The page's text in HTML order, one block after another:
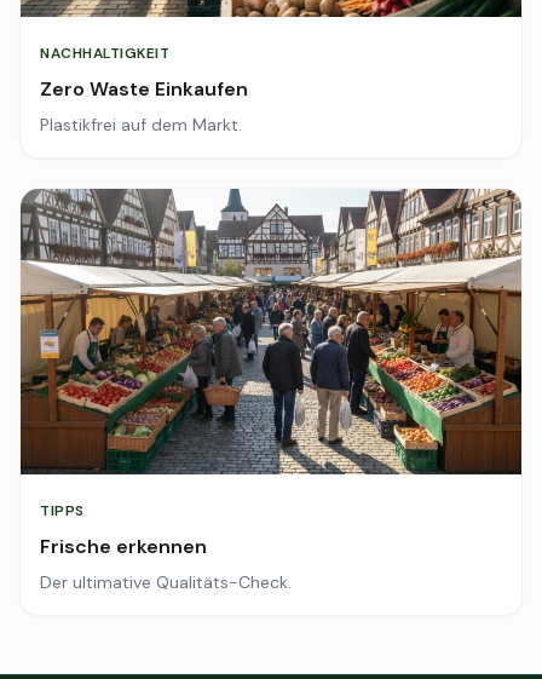
NACHHALTIGKEIT
Zero Waste Einkaufen
Plastikfrei auf dem Markt.
TIPPS
Frische erkennen
Der ultimative Qualitäts-Check.